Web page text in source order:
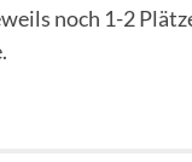
noch 1-2